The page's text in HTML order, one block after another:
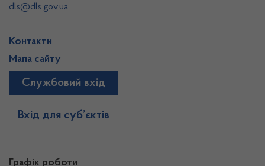
Графік роботи
dls@dls.gov.ua
Контакти
Мапа сайту
Службовий вхід
Вхід для суб’єктів